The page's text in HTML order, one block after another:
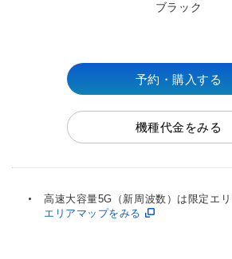
ブラック
予約・購入する
機種代金をみる
高速大容量5G（新周波数）は限定エ
エリアマップをみる